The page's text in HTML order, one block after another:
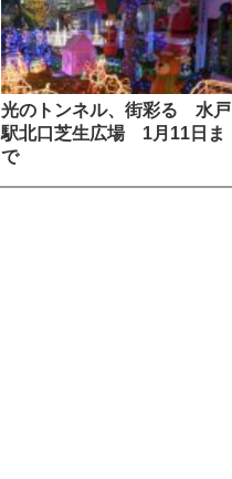
光のトンネル、街彩る 水戸
駅北口芝生広場 1月11日ま
で